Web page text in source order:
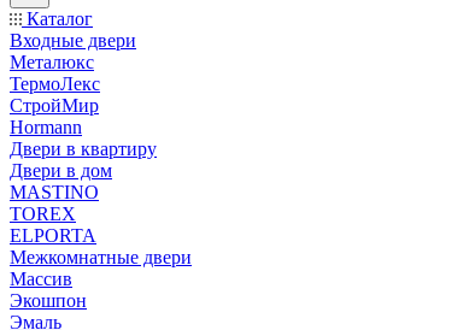
Каталог
Входные двери
Металюкс
ТермоЛекс
СтройМир
Hormann
Двери в квартиру
Двери в дом
MASTINO
TOREX
ELPORTA
Межкомнатные двери
Массив
Экошпон
Эмаль